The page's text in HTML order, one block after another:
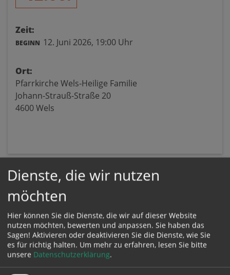
Zeit:
BEGINN 12. Juni 2026, 19:00 Uhr
Ort:
Pfarrkirche Wels-Heilige Familie
Johann-Strauß-Straße 20
4600 Wels
zurück
Dienste, die wir nutzen
möchten
Hier können Sie die Dienste, die wir auf dieser Website
nutzen möchten, bewerten und anpassen. Sie haben das
Sagen! Aktivieren oder deaktivieren Sie die Dienste, wie Sie
es für richtig halten. Um mehr zu erfahren, lesen Sie bitte
unsere Datenschutzerklärung.